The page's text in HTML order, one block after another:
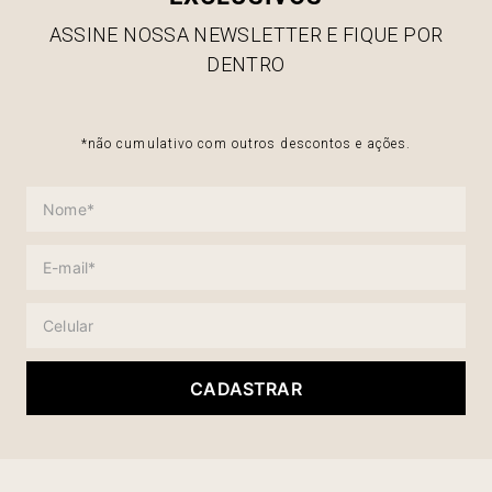
ASSINE NOSSA NEWSLETTER E FIQUE POR
DENTRO
*não cumulativo com outros descontos e ações.
CADASTRAR